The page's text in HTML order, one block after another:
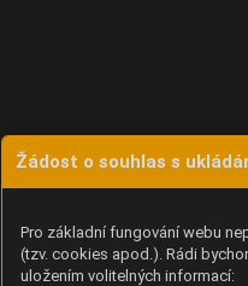
Žádost o souhlas s
Pro základní fungování webu
(tzv. cookies apod.). Rádi
uložením volitelných informací: